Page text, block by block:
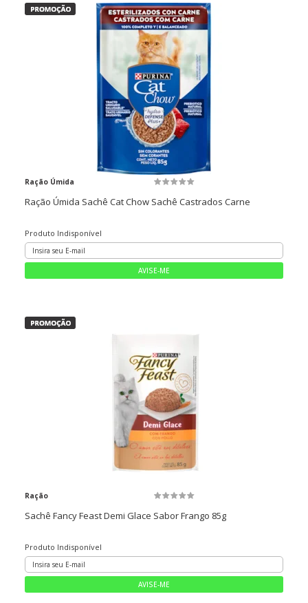
Ração Úmida
Ração Úmida Sachê Cat Chow Sachê Castrados Carne
Produto Indisponível
Ração
Sachê Fancy Feast Demi Glace Sabor Frango 85g
Produto Indisponível